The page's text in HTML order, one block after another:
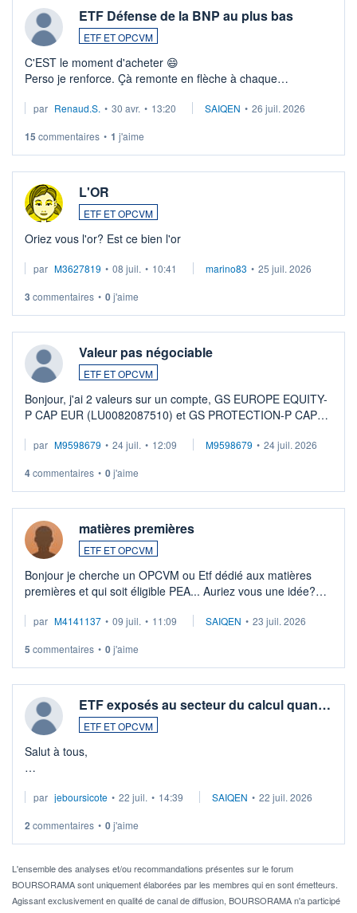
ETF Défense de la BNP au plus bas
ETF ET OPCVM
C'EST le moment d'acheter 😄​
Perso je renforce. Çà remonte en flèche à chaque
Investissement long terme tip top pour sa retraite.
par Renaud.S. • 30 avr. • 13:20 SAIQEN • 26 juil. 2026
15 commentaires • 1 j'aime
L'OR
ETF ET OPCVM
Oriez vous l'or? Est ce bien l'or
par M3627819 • 08 juil. • 10:41 marino83 • 25 juil. 2026
3 commentaires • 0j'aime
Valeur pas négociable
ETF ET OPCVM
Bonjour, j'ai 2 valeurs sur un compte, GS EUROPE EQUITY-
P CAP EUR (LU0082087510) et GS PROTECTION-P CAP
veux procéder à la vente, on me signale ...
par M9598679 • 24 juil. • 12:09 M9598679 • 24 juil. 2026
4commentaires • 0j'aime
matières premières
ETF ET OPCVM
Bonjour je cherche un OPCVM ou Etf dédié aux matières
premières et qui soit éligible PEA... Auriez vous une idée?
par M4141137 • 09 juil. • 11:09 SAIQEN • 23 juil. 2026
5 commentaires • 0j'aime
ETF exposés au secteur du calcul quan…
ETF ET OPCVM
Salut à tous,
via un ETF plutôt que des actions individuelles.
Idéalement, je voudrais qu'il soit éligible au PEA.
Pour l' ...
par jeboursicote • 22 juil. • 14:39 SAIQEN • 22 juil. 2026
2 commentaires • 0j'aime
L'ensemble des analyses et/ou recommandations présentes sur le forum
BOURSORAMA sont uniquement élaborées par les membres qui en sont émetteurs.
Agissant exclusivement en qualité de canal de diffusion, BOURSORAMA n'a participé